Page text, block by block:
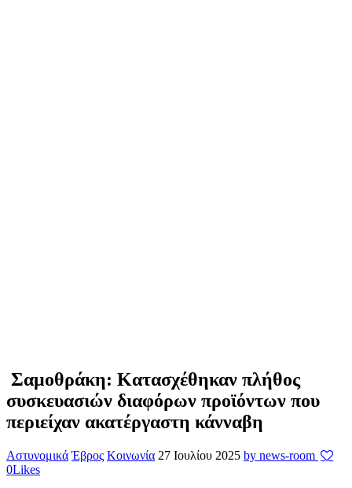
Σαμοθράκη: Κατασχέθηκαν πλήθος
συσκευασιών διαφόρων προϊόντων που
περιείχαν ακατέργαστη κάνναβη
Αστυνομικά Έβρος Κοινωνία 27 Ιουλίου 2025 by news-room
0Likes